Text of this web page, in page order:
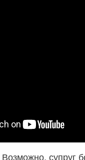
Возможно, супруг